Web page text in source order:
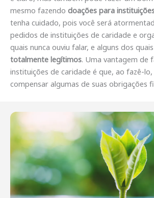
mesmo fazendo doações para
tenha cuidado, pois você será
pedidos de instituições de caridade e
quais nunca ouviu falar, e alguns dos quais
totalmente legítimos. Uma vantagem de
instituições de caridade é que, ao fazê-
compensar algumas de suas obrigações